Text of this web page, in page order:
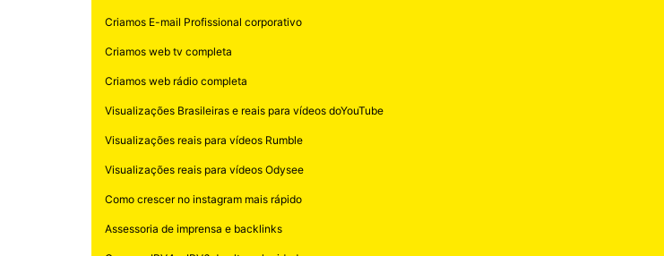
Criamos E-mail Profissional corporativo
Criamos web tv completa
Criamos web rádio completa
Visualizações Brasileiras e reais para vídeos doYouTube
Visualizações reais para vídeos Rumble
Visualizações reais para vídeos Odysee
Como crescer no instagram mais rápido
Assessoria de imprensa e backlinks